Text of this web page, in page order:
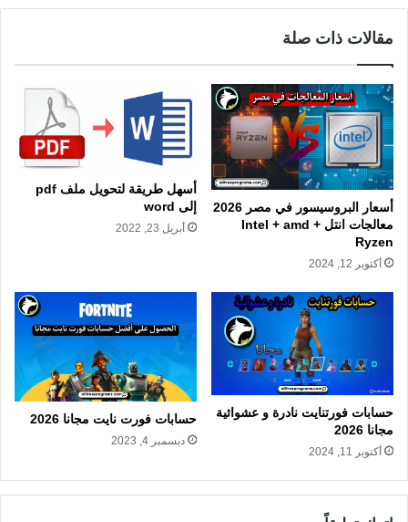
مقالات ذات صلة
أسعار البروسيسور في مصر 2026
معالجات انتل Intel + amd +
Ryzen
أكتوبر 12, 2024
أسهل طريقة لتحويل ملف pdf
إلى word
أبريل 23, 2022
حسابات فورتنايت نادرة و عشوائية
مجانا 2026
أكتوبر 11, 2024
حسابات فورت نايت مجانا 2026
ديسمبر 4, 2023